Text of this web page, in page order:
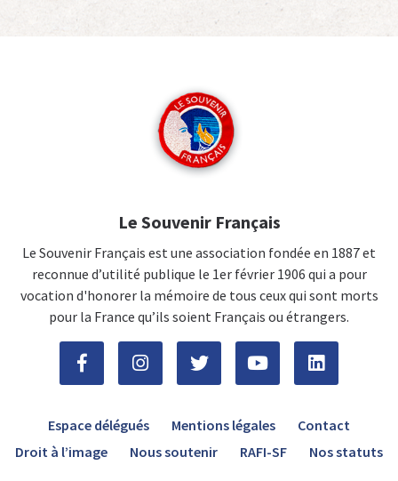
Le Souvenir Français
Le Souvenir Français est une association fondée en 1887 et
reconnue d’utilité publique le 1er février 1906 qui a pour
vocation d'honorer la mémoire de tous ceux qui sont morts
pour la France qu’ils soient Français ou étrangers.
Espace délégués Mentions légales
Contact
Droit à l’image
Nous soutenir RAFI-SF Nos statuts